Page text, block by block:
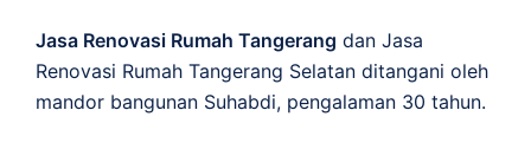
Jasa Renovasi Rumah Tangerang dan Jasa
Renovasi Rumah Tangerang Selatan ditangani oleh
mandor bangunan Suhabdi, pengalaman 30 tahun.